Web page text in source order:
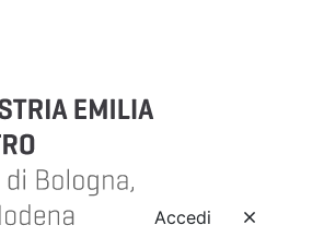
Accedi